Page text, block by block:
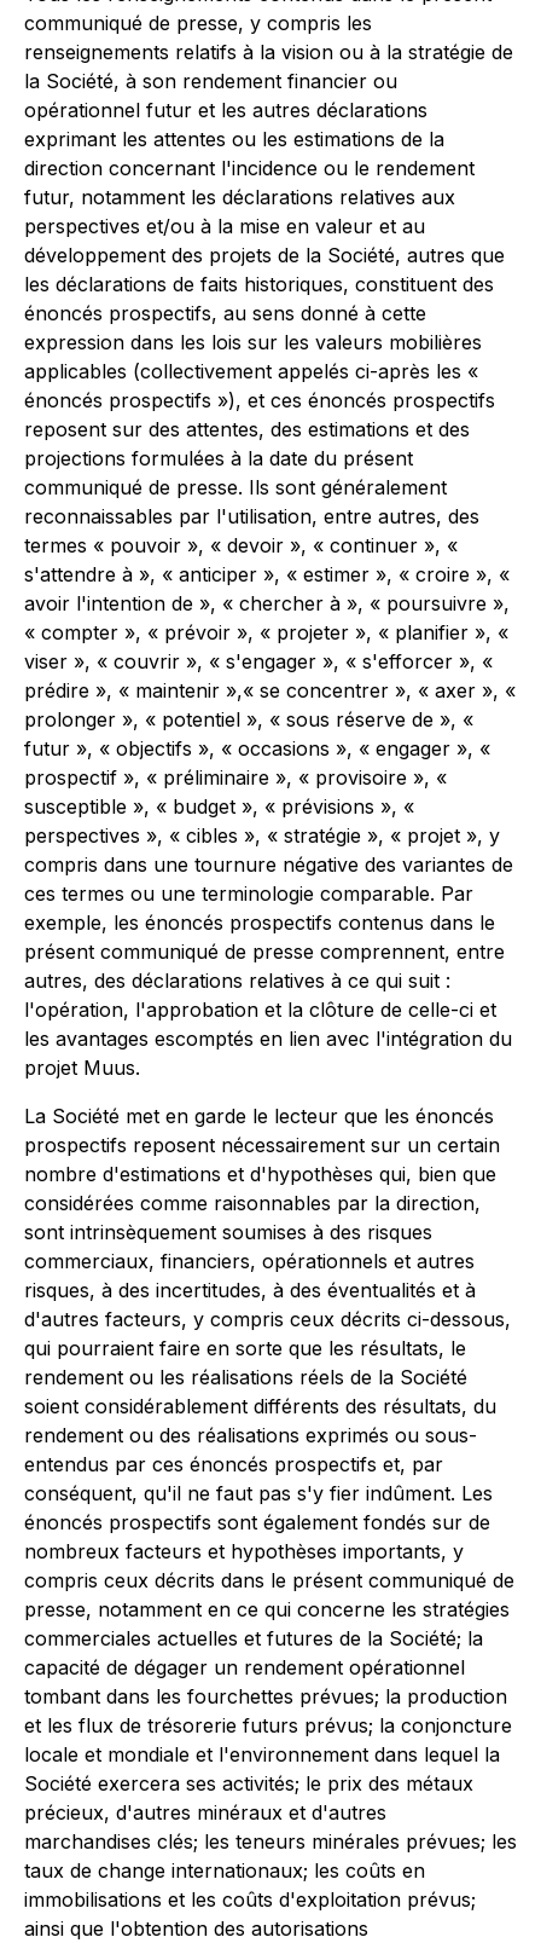
communiqué de presse, y compris les
renseignements relatifs à la vision ou à la stratégie de
la Société, à son rendement financier ou
opérationnel futur et les autres déclarations
exprimant les attentes ou les estimations de la
direction concernant l'incidence ou le rendement
futur, notamment les déclarations relatives aux
perspectives et/ou à la mise en valeur et au
développement des projets de la Société, autres que
les déclarations de faits historiques, constituent des
énoncés prospectifs, au sens donné à cette
expression dans les lois sur les valeurs mobilières
applicables (collectivement appelés ci-après les «
énoncés prospectifs »), et ces énoncés prospectifs
reposent sur des attentes, des estimations et des
projections formulées à la date du présent
communiqué de presse. Ils sont généralement
reconnaissables par l'utilisation, entre autres, des
termes « pouvoir », « devoir », « continuer », «
s'attendre à », « anticiper », « estimer », « croire », «
avoir l'intention de », « chercher à », « poursuivre »,
« compter », « prévoir », « projeter », « planifier », «
viser », « couvrir », « s'engager », « s'efforcer », «
prédire », « maintenir »,« se concentrer », « axer », «
prolonger », « potentiel », « sous réserve de », «
futur », « objectifs », « occasions », « engager », «
prospectif », « préliminaire », « provisoire », «
susceptible », « budget », « prévisions », «
perspectives », « cibles », « stratégie », « projet », y
compris dans une tournure négative des variantes de
ces termes ou une terminologie comparable. Par
exemple, les énoncés prospectifs contenus dans le
présent communiqué de presse comprennent, entre
autres, des déclarations relatives à ce qui suit :
l'opération, l'approbation et la clôture de celle-ci et
les avantages escomptés en lien avec l'intégration du
projet Muus.
La Société met en garde le lecteur que les énoncés
prospectifs reposent nécessairement sur un certain
nombre d'estimations et d'hypothèses qui, bien que
considérées comme raisonnables par la direction,
sont intrinsèquement soumises à des risques
commerciaux, financiers, opérationnels et autres
risques, à des incertitudes, à des éventualités et à
d'autres facteurs, y compris ceux décrits ci-dessous,
qui pourraient faire en sorte que les résultats, le
rendement ou les réalisations réels de la Société
soient considérablement différents des résultats, du
rendement ou des réalisations exprimés ou sous-
entendus par ces énoncés prospectifs et, par
conséquent, qu'il ne faut pas s'y fier indûment. Les
énoncés prospectifs sont également fondés sur de
nombreux facteurs et hypothèses importants, y
compris ceux décrits dans le présent communiqué de
presse, notamment en ce qui concerne les stratégies
commerciales actuelles et futures de la Société; la
capacité de dégager un rendement opérationnel
tombant dans les fourchettes prévues; la production
et les flux de trésorerie futurs prévus; la conjoncture
locale et mondiale et l'environnement dans lequel la
Société exercera ses activités; le prix des métaux
précieux, d'autres minéraux et d'autres
marchandises clés; les teneurs minérales prévues; les
taux de change internationaux; les coûts en
immobilisations et les coûts d'exploitation prévus;
ainsi que l'obtention des autorisations